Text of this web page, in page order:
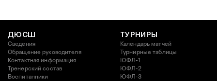
ДЮСШ
Сведения
Обращение руководителя
Контактная информация
Тренерский состав
Воспитанники
ТУРНИРЫ
Календарь матчей
Турнирные таблицы
ЮФЛ-1
ЮФЛ-2
ЮФЛ-3